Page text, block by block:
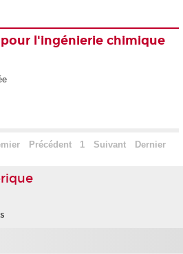
l'ingénierie chimique
Précédent 1 Suivant Dernier